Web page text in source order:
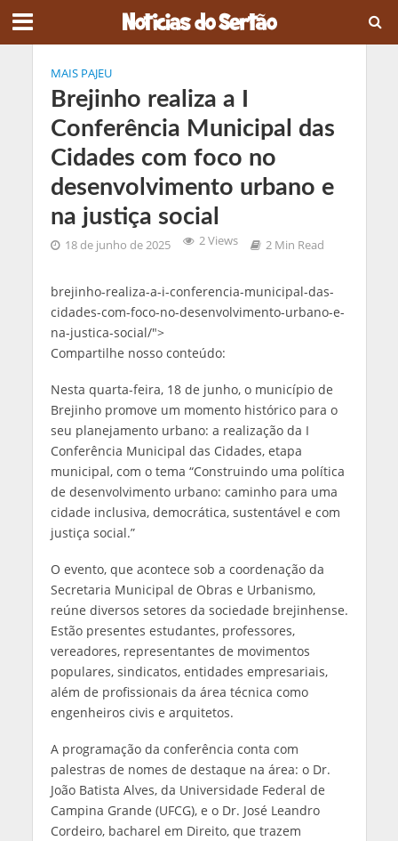
MAIS PAJEU
Brejinho realiza a I
Conferência Municipal das
Cidades com foco no
desenvolvimento urbano e
na justiça social
18 de junho de 2025 2 Views 2 Min Read
brejinho-realiza-a-i-conferencia-municipal-das-
cidades-com-foco-no-desenvolvimento-urbano-e-
na-justica-social/">
Compartilhe nosso conteúdo:
Nesta quarta-feira, 18 de junho, o município de
Brejinho promove um momento histórico para o
seu planejamento urbano: a realização da I
Conferência Municipal das Cidades, etapa
municipal, com o tema “Construindo uma política
de desenvolvimento urbano: caminho para uma
cidade inclusiva, democrática, sustentável e com
justiça social.”
O evento, que acontece sob a coordenação da
Secretaria Municipal de Obras e Urbanismo,
reúne diversos setores da sociedade brejinhense.
Estão presentes estudantes, professores,
vereadores, representantes de movimentos
populares, sindicatos, entidades empresariais,
além de profissionais da área técnica como
engenheiros civis e arquitetos.
A programação da conferência conta com
palestras de nomes de destaque na área: o Dr.
João Batista Alves, da Universidade Federal de
Campina Grande (UFCG), e o Dr. José Leandro
Cordeiro, bacharel em Direito, que trazem